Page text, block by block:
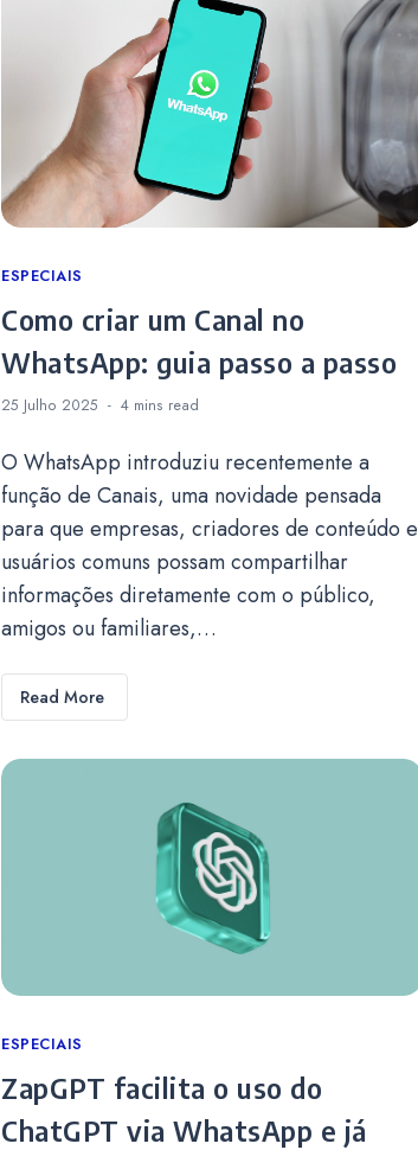
Categories
ESPECIAIS
Como criar um Canal no
WhatsApp: guia passo a passo
25 Julho 2025 4 mins read
O WhatsApp introduziu recentemente a
função de Canais, uma novidade pensada
para que empresas, criadores de conteúdo e
usuários comuns possam compartilhar
informações diretamente com o público,
amigos ou familiares,…
Read More
Categories
ESPECIAIS
ZapGPT facilita o uso do
ChatGPT via WhatsApp e já